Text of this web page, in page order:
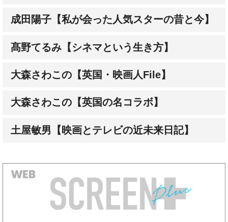
成田陽子【私が会った人気スターの昔と今】
髙野てるみ【シネマという生き方】
大森さわこの【英国・映画人File】
大森さわこの【英国の名コラボ】
土屋敏男【映画とテレビの近未来日記】